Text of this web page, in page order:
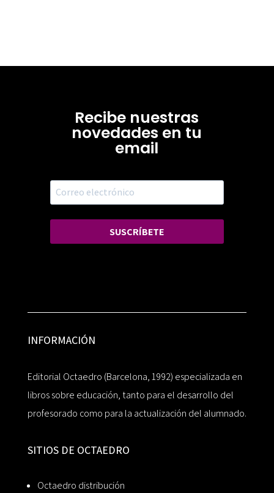
Recibe nuestras
novedades en tu
email
SUSCRÍBETE
INFORMACIÓN
Editorial Octaedro (Barcelona, 1992) especializada en
libros sobre educación, tanto para el desarrollo del
profesorado como para la actualización del alumnado.
SITIOS DE OCTAEDRO
Octaedro distribución